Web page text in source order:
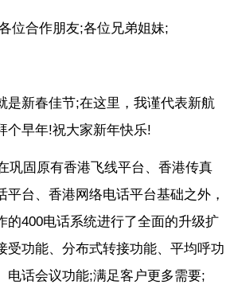
位合作朋友;各位兄弟姐妹;
是新春佳节;在这里，我谨代表新航
个早年!祝大家新年快乐!
巩固原有香港飞线平台、香港传真
平台、香港网络电话平台基础之外，
的400电话系统进行了全面的升级扩
受功能、分布式转接功能、平均呼功
电话会议功能;满足客户更多需要;